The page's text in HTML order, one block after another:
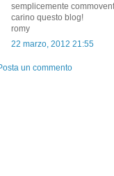
semplicemente
carino questo blog!
romy
22 marzo, 2012 21:55
un commento